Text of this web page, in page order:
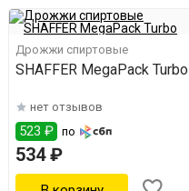
Дрожжи спиртовые
SHAFFER MegaPack Turbo
нет отзывов
523 ₽ по
534 ₽